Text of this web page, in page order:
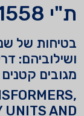
ת"י 61558 חלק 2.20
בטיחות של
ושילוביהם:
מגובים קטנים
UNITS AND